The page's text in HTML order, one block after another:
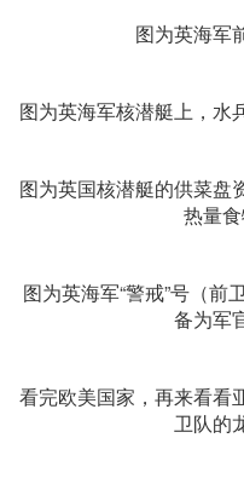
图为英海军
图为英海军核潜艇上，水
图为英国核潜艇的供菜盘
热量食
图为英海军“警戒”号（
备为军
看完欧美国家，再来看看
卫队的